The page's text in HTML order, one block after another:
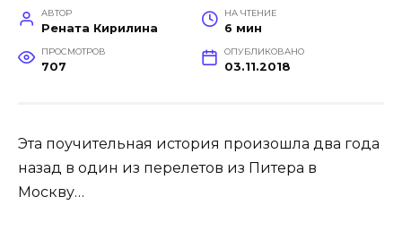
АВТОР
Рената Кирилина
НА ЧТЕНИЕ
6 мин
ПРОСМОТРОВ
707
ОПУБЛИКОВАНО
03.11.2018
Эта поучительная история произошла два года
назад в один из перелетов из Питера в
Москву…